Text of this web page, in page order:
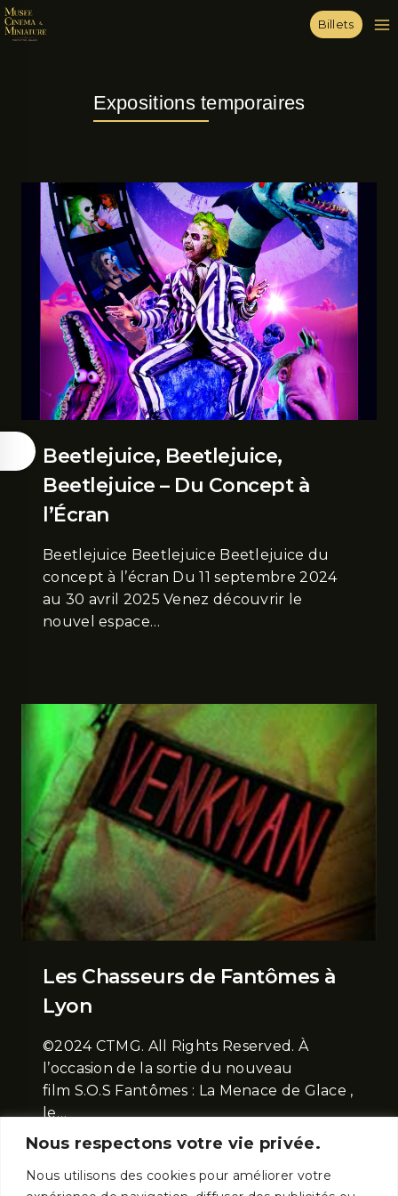
Nous respectons votre vie privée.
Nous utilisons des cookies pour améliorer votre
Billets
Expositions temporaires
Beetlejuice, Beetlejuice,
Beetlejuice – Du Concept à
l’Écran
Beetlejuice Beetlejuice Beetlejuice du
concept à l’écran Du 11 septembre 2024
au 30 avril 2025 Venez découvrir le
nouvel espace…
Les Chasseurs de Fantômes à
Lyon
©2024 CTMG. All Rights Reserved. À
l’occasion de la sortie du nouveau
film S.O.S Fantômes : La Menace de Glace ,
le…